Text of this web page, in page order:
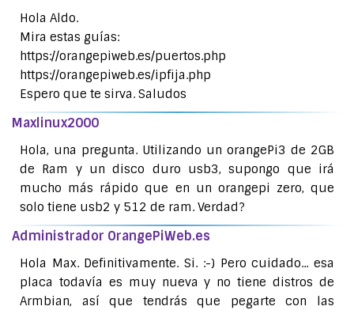
Hola Aldo.
Mira estas guías:
https://orangepiweb.es/puertos.php
https://orangepiweb.es/ipfija.php
Espero que te sirva. Saludos
Maxlinux2000
Hola, una pregunta. Utilizando un orangePi3 de 2GB
de Ram y un disco duro usb3, supongo que irá
mucho más rápido que en un orangepi zero, que
solo tiene usb2 y 512 de ram. Verdad?
Administrador OrangePiWeb.es
Hola Max. Definitivamente. Si. :-) Pero cuidado... esa
placa todavía es muy nueva y no tiene distros de
Armbian, así que tendrás que pegarte con las